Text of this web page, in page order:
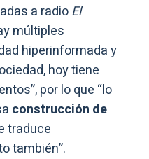
a radioEl
múltiples
hiperinformada y
hoy tiene
por lo que “lo
construcción de
traduce
también”.